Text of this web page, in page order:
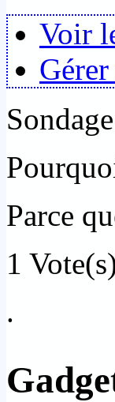
Voir
Parce
1
.